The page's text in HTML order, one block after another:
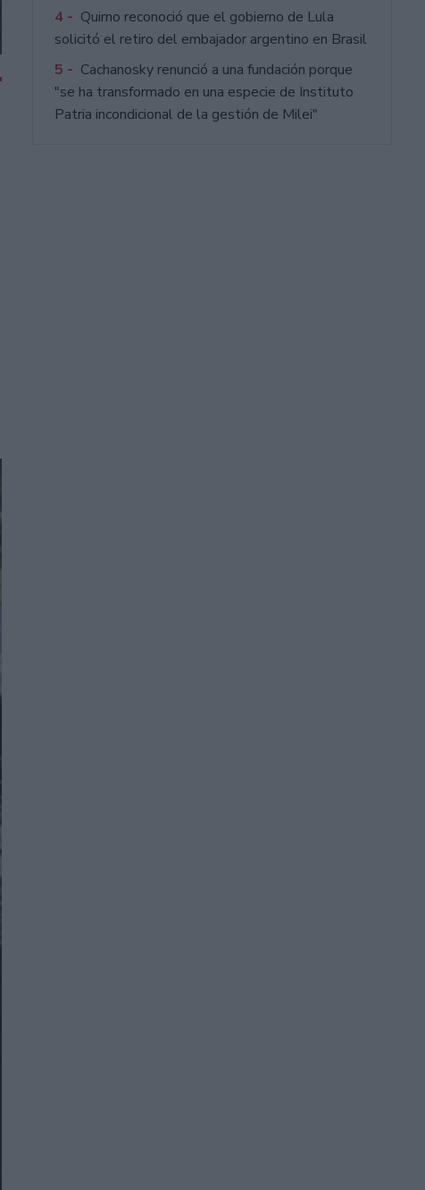
4 - Quirno reconoció que el gobierno de Lula
solicitó el retiro del embajador argentino en Brasil
5 - Cachanosky renunció a una fundación porque
"se ha transformado en una especie de Instituto
Patria incondicional de la gestión de Milei"